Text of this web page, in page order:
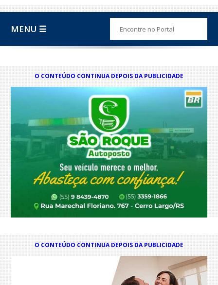
MENU ☰
O CONTEÚDO CONTINUA DEPOIS DA PUBLICIDADE
O CONTEÚDO CONTINUA DEPOIS DA PUBLICIDADE